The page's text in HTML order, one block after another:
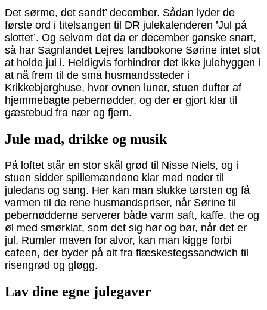
Det sørme, det sandt’ december. Sådan lyder de
første ord i titelsangen til DR julekalenderen ’Jul på
slottet’. Og selvom det da er december ganske snart,
så har Sagnlandet Lejres landbokone Sørine intet slot
at holde jul i. Heldigvis forhindrer det ikke julehyggen i
at nå frem til de små husmandssteder i
Krikkebjerghuse, hvor ovnen luner, stuen dufter af
hjemmebagte pebernødder, og der er gjort klar til
gæstebud fra nær og fjern.
Jule mad, drikke og musik
På loftet står en stor skål grød til Nisse Niels, og i
stuen sidder spillemændene klar med noder til
juledans og sang. Her kan man slukke tørsten og få
varmen til de rene husmandspriser, når Sørine til
pebernødderne serverer både varm saft, kaffe, the og
øl med smørklat, som det sig hør og bør, når det er
jul. Rumler maven for alvor, kan man kigge forbi
cafeen, der byder på alt fra flæskestegssandwich til
risengrød og gløgg.
Lav dine egne julegaver